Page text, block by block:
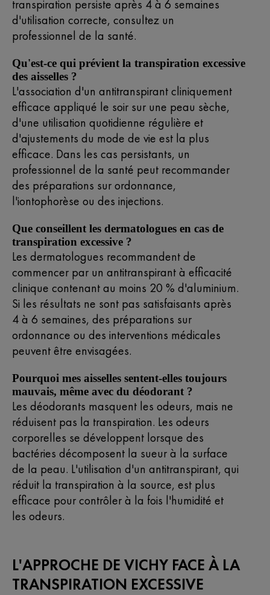
transpiration persiste après 4 à 6 semaines
d'utilisation correcte, consultez un
professionnel de la santé.
Qu'est-ce qui prévient la transpiration excessive
des aisselles ?
L'association d'un antitranspirant cliniquement
efficace appliqué le soir sur une peau sèche,
d'une utilisation quotidienne régulière et
d'ajustements du mode de vie est la plus
efficace. Dans les cas persistants, un
professionnel de la santé peut recommander
des préparations sur ordonnance,
l'iontophorèse ou des injections.
Que conseillent les dermatologues en cas de
transpiration excessive ?
Les dermatologues recommandent de
commencer par un antitranspirant à efficacité
clinique contenant au moins 20 % d'aluminium.
Si les résultats ne sont pas satisfaisants après
4 à 6 semaines, des préparations sur
ordonnance ou des interventions médicales
peuvent être envisagées.
Pourquoi mes aisselles sentent-elles toujours
mauvais, même avec du déodorant ?
Les déodorants masquent les odeurs, mais ne
réduisent pas la transpiration. Les odeurs
corporelles se développent lorsque des
bactéries décomposent la sueur à la surface
de la peau. L'utilisation d'un antitranspirant, qui
réduit la transpiration à la source, est plus
efficace pour contrôler à la fois l'humidité et
les odeurs.
L'APPROCHE DE VICHY FACE À LA
TRANSPIRATION EXCESSIVE